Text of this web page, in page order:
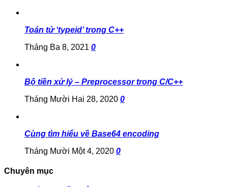
Toán tử ‘typeid’ trong C++
Tháng Ba 8, 2021 0
Bộ tiền xử lý – Preprocessor trong C/C++
Tháng Mười Hai 28, 2020 0
Cùng tìm hiểu về Base64 encoding
Tháng Mười Một 4, 2020 0
Chuyên mục